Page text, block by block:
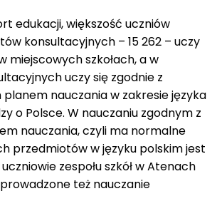
edukacji, większość uczniów
konsultacyjnych – 15 262 – uczy
miejscowych szkołach, a w
uczy się zgodnie z
planem nauczania w zakresie języka
o Polsce. W nauczaniu zgodnym z
nauczania, czyli ma normalne
przedmiotów w języku polskim jest
zespołu szkół w Atenach
też nauczanie